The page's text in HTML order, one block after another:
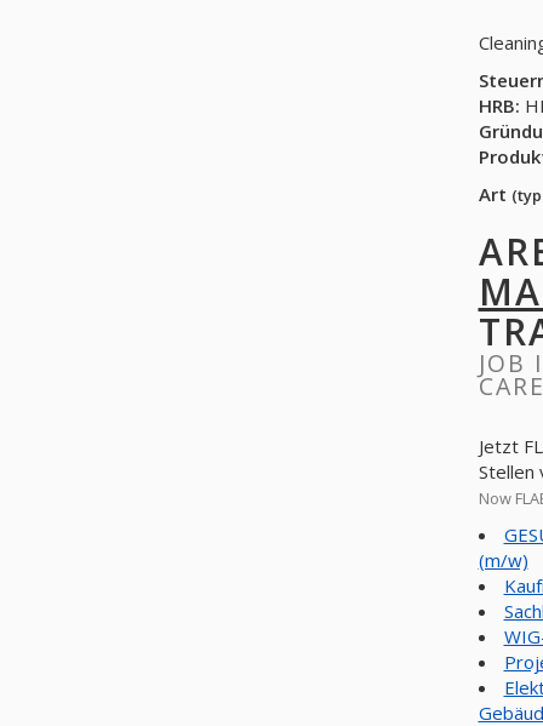
HRB:
Art
JOB
Jetzt
Stellen
Now
(m/w)